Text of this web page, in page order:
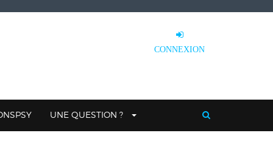
CONNEXION
UNE QUESTION ?